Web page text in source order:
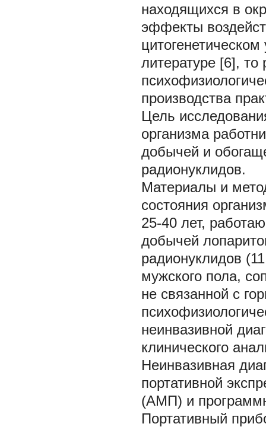
находящихся в
эффекты
литературе [6], то
производства
Цель
организма
добычей и
радионуклидов.
Материалы и
состояния
25-40 лет,
добычей
радионуклидов
мужского пола,
не связанной с
неинвазивной
клинического
Неинвазивная
портативной
(АМП) и
Портативный